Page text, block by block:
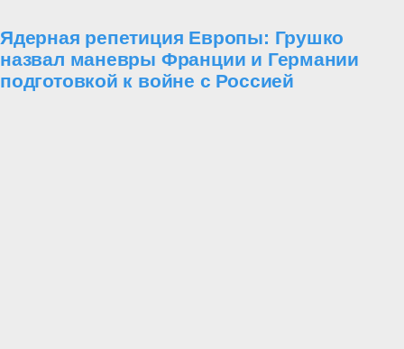
Ядерная репетиция Европы: Грушко
назвал маневры Франции и Германии
подготовкой к войне с Россией